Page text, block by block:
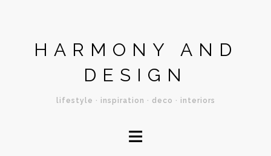
HARMONY AND
DESIGN
lifestyle · inspiration · deco · interiors
≡